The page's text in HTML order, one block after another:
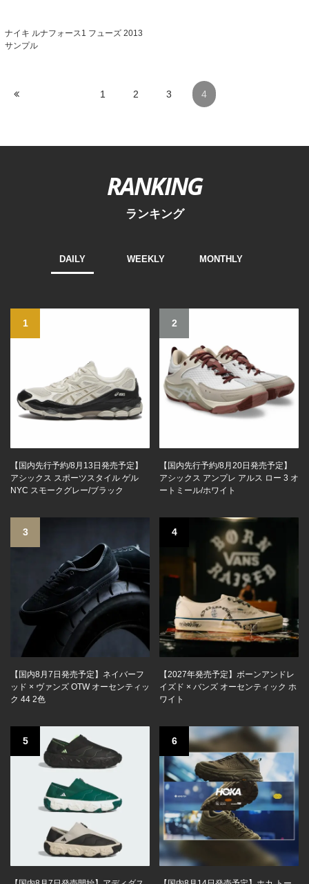
ナイキ ルナフォース1 フューズ 2013
サンプル
1 2 3 4
RANKING
ランキング
DAILY WEEKLY MONTHLY
1
【国内先行予約/8月13日発売予定】
アシックス スポーツスタイル ゲル
NYC スモークグレー/ブラック
2
【国内先行予約/8月20日発売予定】
アシックス アンプレ アルス ロー 3 オ
ートミール/ホワイト
3
【国内8月7日発売予定】ネイバーフ
ッド × ヴァンズ OTW オーセンティッ
ク 44 2色
4
【2027年発売予定】ボーンアンドレ
イズド × バンズ オーセンティック ホ
ワイト
5 6